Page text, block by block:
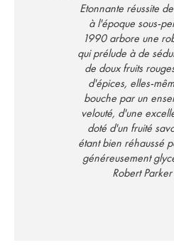
Etonnante réussite
à l'époque sous-
1990 arbore une
qui prélude à de
de doux fruits
d'épices, elles-
bouche par un
velouté, d'une
doté d'un fruité
étant bien réhaussé
généreusement
Robert